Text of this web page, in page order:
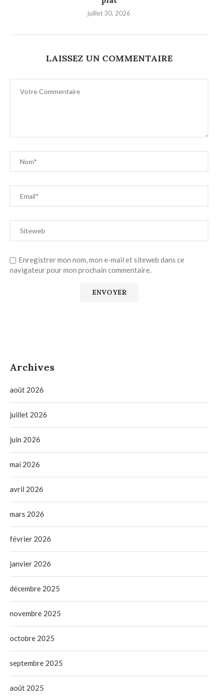
juillet 30, 2026
LAISSEZ UN COMMENTAIRE
Enregistrer mon nom, mon e-mail et siteweb dans ce
navigateur pour mon prochain commentaire.
Archives
août 2026
juillet 2026
juin 2026
mai 2026
avril 2026
mars 2026
février 2026
janvier 2026
décembre 2025
novembre 2025
octobre 2025
septembre 2025
août 2025